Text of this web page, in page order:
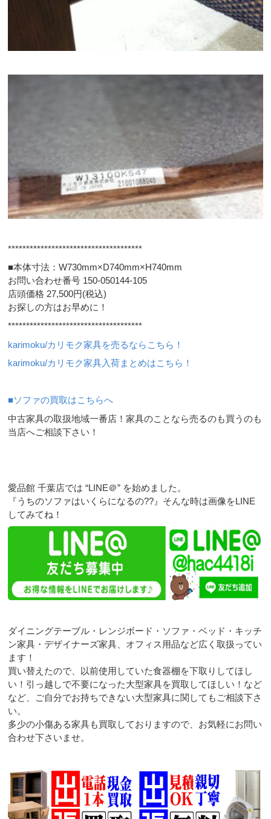
*************************************
■本体寸法：W730mm×D740mm×H740mm
お問い合わせ番号 150-050144-105
店頭価格 27,500円(税込)
お探しの方はお早めに！
*************************************
karimoku/カリモク家具を売るならこちら！
karimoku/カリモク家具入荷まとめはこちら！
■ソファの買取はこちらへ
中古家具の取扱地域一番店！家具のことなら売るのも買うのも
当店へご相談下さい！
愛品館 千葉店では “LINE＠” を始めました。
『うちのソファはいくらになるの??』そんな時は画像をLINE
してみてね！
ダイニングテーブル・レンジボード・ソファ・ベッド・キッチ
ン家具・デザイナーズ家具、オフィス用品など広く取扱ってい
ます！
買い替えたので、以前使用していた食器棚を下取りしてほし
い！引っ越しで不要になった大型家具を買取してほしい！など
など、ご自分でお持ちできない大型家具に関してもご相談下さ
い。
多少の小傷ある家具も買取しておりますので、お気軽にお問い
合わせ下さいませ。